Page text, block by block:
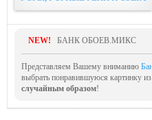
NEW! БАНК ОБОЕВ.МИКС
Представляем Вашему вниманию
выбрать понравившуюся картинку из
случайным образом!